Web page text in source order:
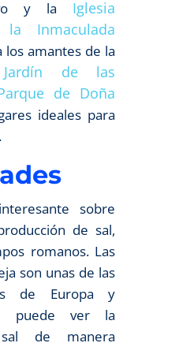
y la Iglesia
Inmaculada
los amantes de la
Jardín de las
de Doña
ideales para
sobre
de sal,
romanos. Las
son unas de las
de Europa y
puede ver la
de manera